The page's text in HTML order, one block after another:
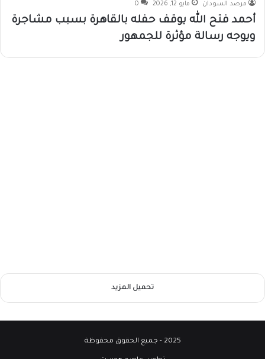
مرصد السودان مايو 12, 2026 0
أحمد فتح الله يوقف حفله بالقاهرة بسبب مشاجرة
ويوجه رسالة مؤثرة للجمهور
تحميل المزيد
2025 - جميع الحقوق محفوظة